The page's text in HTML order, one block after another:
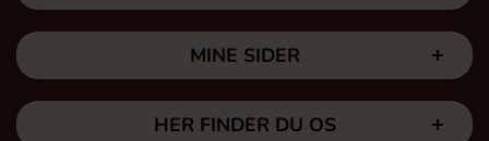
MINE SIDER
HER FINDER DU OS